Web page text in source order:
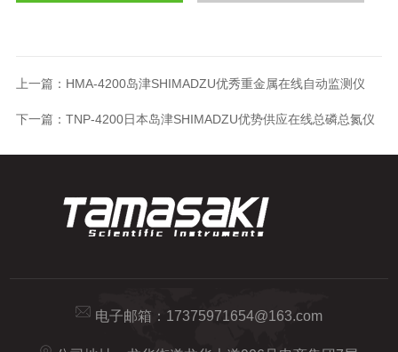
上一篇： HMA-4200岛津SHIMADZU优秀重金属在线自动监测仪
下一篇： TNP-4200日本岛津SHIMADZU优势供应在线总磷总氮仪
电子邮箱： 17375971654@163.com